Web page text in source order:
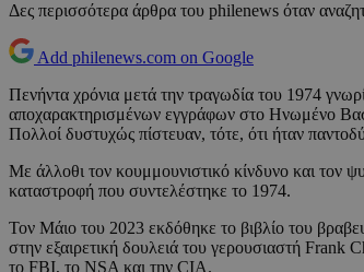
Δες περισσότερα άρθρα του philenews όταν
Add philenews.com on Google
Πενήντα χρόνια μετά την τραγωδία του 1974
αποχαρακτηρισμένων εγγράφων στο Ηνωμένο
Πολλοί δυστυχώς πίστευαν, τότε, ότι ήταν
Με άλλοθι τον κουμμουνιστικό κίνδυνο και τον
καταστροφή που συντελέστηκε το 1974.
Τον Μάιο του 2023 εκδόθηκε το βιβλίο του
στην εξαιρετική δουλειά του γερουσιαστή Frank
το FBI, το NSA και την CIA.